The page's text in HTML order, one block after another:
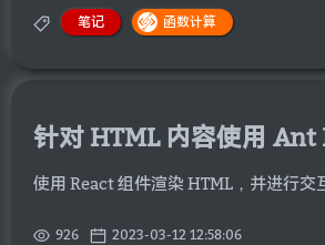
笔记 函数计算
使用 React 组件渲染 HTML，并进行交
926
2023-03-12 12:58:06